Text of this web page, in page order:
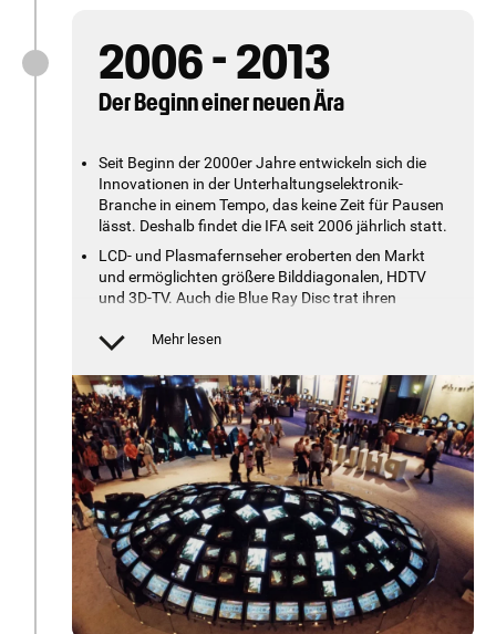
2006 - 2013
Der Beginn einer neuen Ära
Seit Beginn der 2000er Jahre entwickeln sich die
Innovationen in der Unterhaltungselektronik-
Branche in einem Tempo, das keine Zeit für Pausen
lässt. Deshalb findet die IFA seit 2006 jährlich statt.
LCD- und Plasmafernseher eroberten den Markt
und ermöglichten größere Bilddiagonalen, HDTV
und 3D-TV. Auch die Blue Ray Disc trat ihren
Branche setzte auf mobile Technologien.
Appliances@IFA" mit einer Fläche von 30.000
Quadratmetern erweitert, so dass erstmals auch
Haushalts- und Küchengeräte ausgestellt werden
konnten.
Mehr lesen